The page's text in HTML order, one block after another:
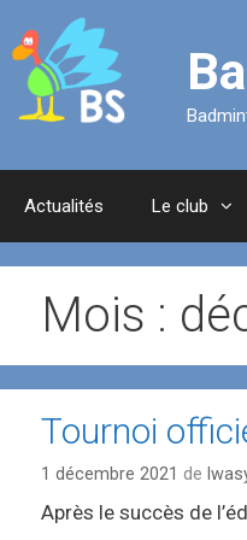
au
contenu
Actualités Le club
Mois :
Tournoi
1 décembre 2021 de
Après le succès de